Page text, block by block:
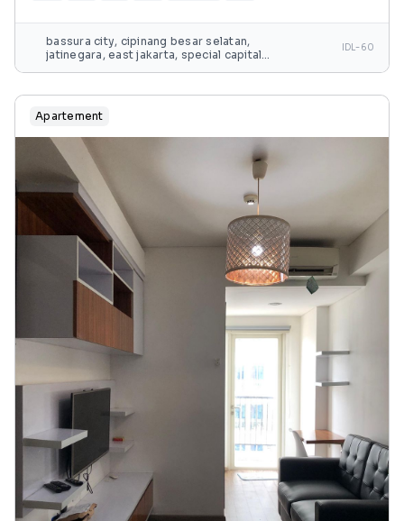
bassura city, cipinang besar selatan,
jatinegara, east jakarta, special capital
IDL-60
Apartement